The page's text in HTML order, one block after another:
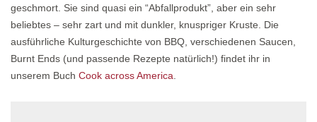
geschmort. Sie sind quasi ein “Abfallprodukt”, aber ein sehr
beliebtes – sehr zart und mit dunkler, knuspriger Kruste. Die
ausführliche Kulturgeschichte von BBQ, verschiedenen Saucen,
Burnt Ends (und passende Rezepte natürlich!) findet ihr in
unserem Buch Cook across America.